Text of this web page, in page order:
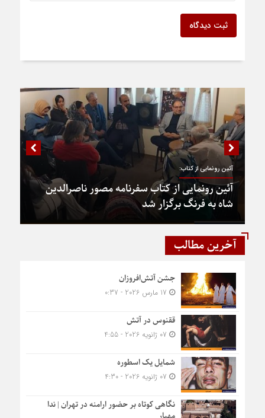
ثبت دیدگاه
آئین رونمایی از کتاب:
آئین رونمایی از کتاب سفرنامه مصور ناصرالدین
شاه به فرنگ برگزار شد
آخرین مطالب
جشن آتش‌افروزان
ققنوس در آتش
شمایل یک اسطوره
نگاهی کوتاه بر حضور ارامنه در تهران | ندا